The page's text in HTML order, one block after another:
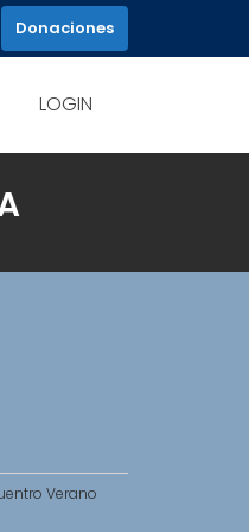
Donaciones
LOGIN
Verano